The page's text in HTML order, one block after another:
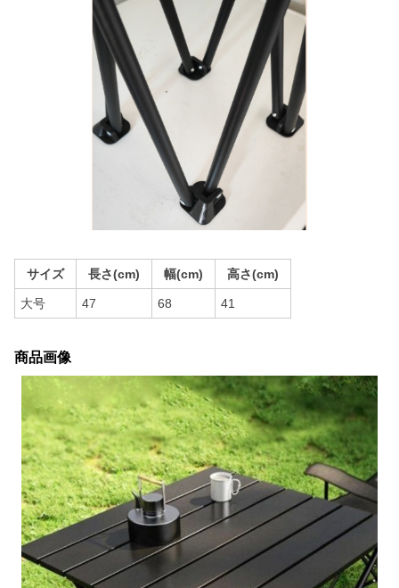
サイズ 長さ(cm) 幅(cm) 高さ(cm)
大号 47 68 41
商品画像